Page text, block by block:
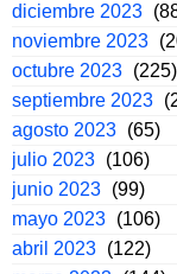
diciembre 2023
noviembre 2023
octubre 2023 (225)
septiembre 2023
agosto 2023 (65)
julio 2023 (106)
junio 2023 (99)
mayo 2023 (106)
abril 2023 (122)